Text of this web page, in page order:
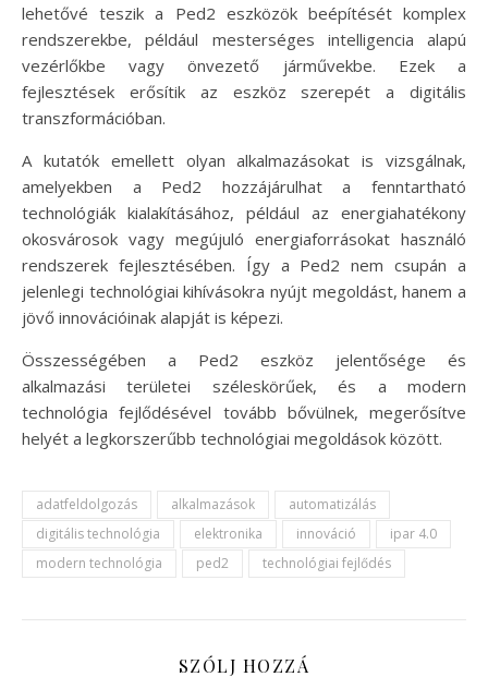
lehetővé teszik a Ped2 eszközök beépítését komplex
rendszerekbe, például mesterséges intelligencia alapú
vezérlőkbe vagy önvezető járművekbe. Ezek a
fejlesztések erősítik az eszköz szerepét a digitális
transzformációban.
A kutatók emellett olyan alkalmazásokat is vizsgálnak,
amelyekben a Ped2 hozzájárulhat a fenntartható
technológiák kialakításához, például az energiahatékony
okosvárosok vagy megújuló energiaforrásokat használó
rendszerek fejlesztésében. Így a Ped2 nem csupán a
jelenlegi technológiai kihívásokra nyújt megoldást, hanem a
jövő innovációinak alapját is képezi.
Összességében a Ped2 eszköz jelentősége és
alkalmazási területei széleskörűek, és a modern
technológia fejlődésével tovább bővülnek, megerősítve
helyét a legkorszerűbb technológiai megoldások között.
adatfeldolgozás alkalmazások
automatizálás
digitális technológia
elektronika innováció
ipar 4.0
modern technológia
ped2 technológiai fejlődés
SZÓLJ HOZZÁ